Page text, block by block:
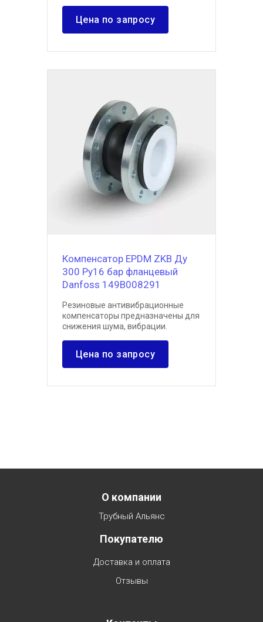
Цена по запросу
Компенсатор EPDM ZKB Ду
300 Ру16 бар фланцевый
Danfoss 149B008291
Резиновые антивибрационные
компенсаторы предназначены для
снижения шума, вибрации.
Цена по запросу
Menu footerО компании
Трубный Альянс
Покупателю
Доставка и оплата
Отзывы